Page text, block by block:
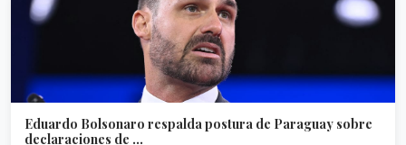
Eduardo Bolsonaro respalda postura de Paraguay sobre
declaraciones de ...